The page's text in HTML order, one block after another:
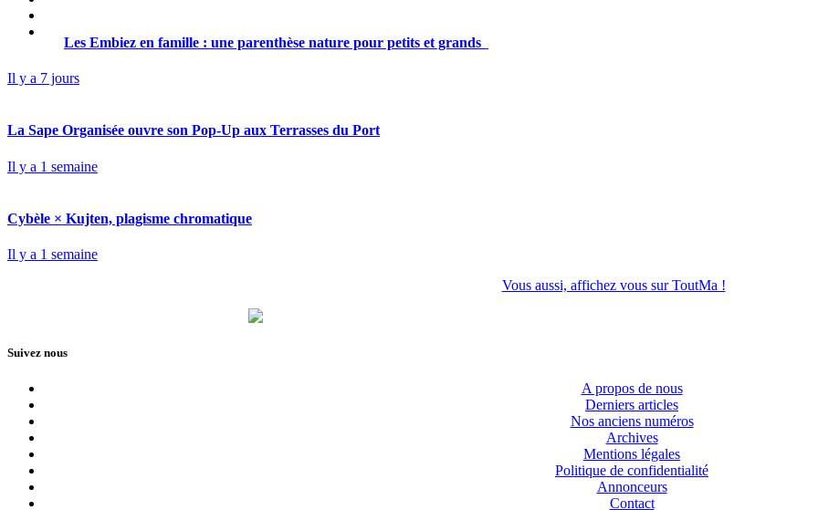
Les Embiez en famille : une parenthèse nature pour petits et grands
Il y a 7 jours
La Sape Organisée ouvre son Pop-Up aux Terrasses du Port
Il y a 1 semaine
Cybèle × Kujten, plagisme chromatique
Il y a 1 semaine
Vous aussi, affichez vous sur ToutMa !
Suivez nous
A propos de nous
Derniers articles
Nos anciens numéros
Archives
Mentions légales
Politique de confidentialité
Annonceurs
Contact